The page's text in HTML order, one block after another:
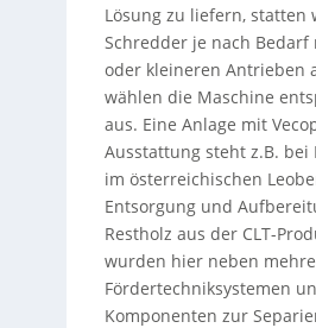
Lösung zu liefern, statten
Schredder je nach
oder kleineren Antrieben
wählen die Maschine
aus. Eine Anlage mit
Ausstattung steht z.B.
im österreichischen
Entsorgung und
Restholz aus der CLT-
wurden hier neben
Fördertechniksystemen
Komponenten zur